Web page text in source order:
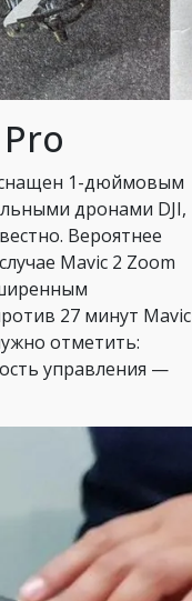
1-дюймовым
дронами DJI,
Вероятнее
Mavic 2 Zoom
27 минут Mavic
отметить:
управления —